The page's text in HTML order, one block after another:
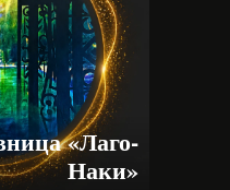
«Лаго-
Наки»